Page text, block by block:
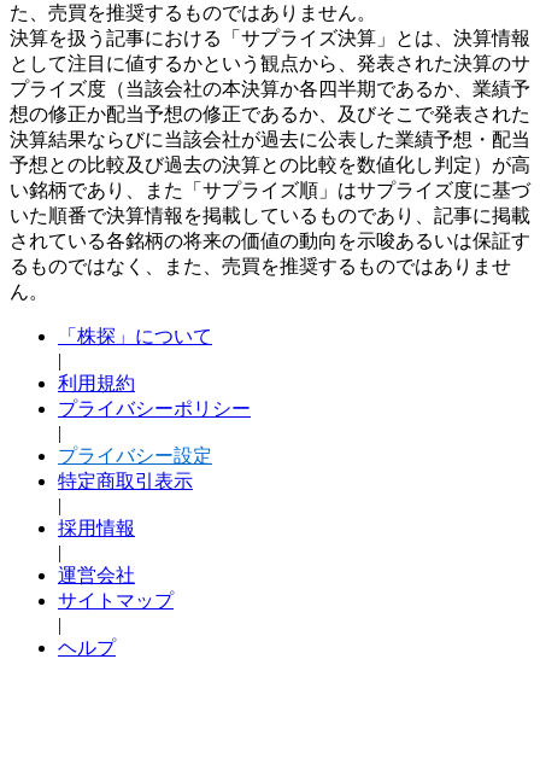
た、売買を推奨するものではありません。
決算を扱う記事における「サプライズ決算」とは、決算情報
として注目に値するかという観点から、発表された決算のサ
プライズ度（当該会社の本決算か各四半期であるか、業績予
想の修正か配当予想の修正であるか、及びそこで発表された
決算結果ならびに当該会社が過去に公表した業績予想・配当
予想との比較及び過去の決算との比較を数値化し判定）が高
い銘柄であり、また「サプライズ順」はサプライズ度に基づ
いた順番で決算情報を掲載しているものであり、記事に掲載
されている各銘柄の将来の価値の動向を示唆あるいは保証す
るものではなく、また、売買を推奨するものではありませ
ん。
「株探」について
|
利用規約
プライバシーポリシー
|
プライバシー設定
特定商取引表示
|
採用情報
|
運営会社
サイトマップ
|
ヘルプ